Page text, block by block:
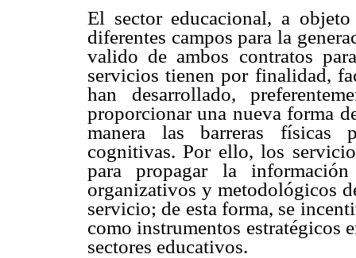
El sector educacional, a
diferentes campos para la
valido de ambos contratos
servicios tienen por finalidad,
han desarrollado,
proporcionar una nueva forma
manera las barreras físicas
cognitivas. Por ello, los
para propagar la
organizativos y metodológicos
servicio; de esta forma, se
como instrumentos estratégicos
sectores educativos.